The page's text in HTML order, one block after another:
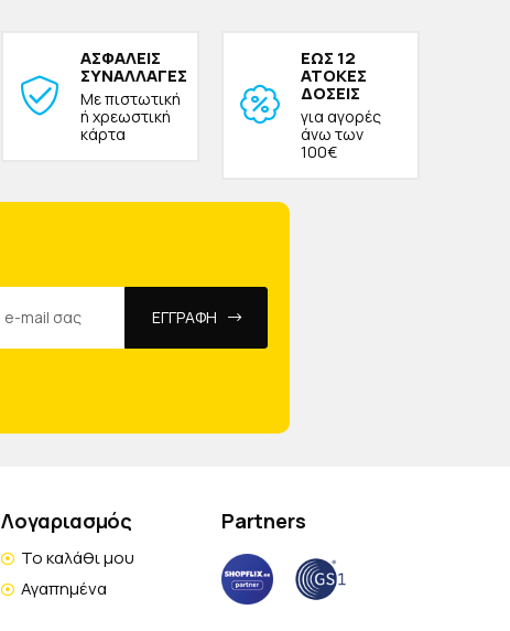
ΑΣΦΑΛΕΙΣ
ΣΥΝΑΛΛΑΓΕΣ
Με πιστωτική
ή χρεωστική
κάρτα
ΕΩΣ 12
ΑΤΟΚΕΣ
ΔΟΣΕΙΣ
για αγορές
άνω των
100€
ΕΓΓΡΑΦΗ
Λογαριασμός
Το καλάθι μου
Αγαπημένα
Partners